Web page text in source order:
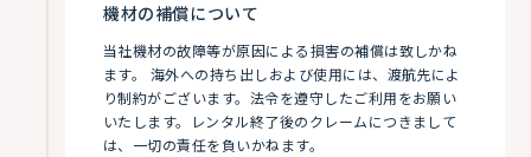
機材の補償について
当社機材の故障等が原因による損害の補償は致しかね
ます。 海外への持ち出しおよび使用には、渡航先によ
り制約がございます。法令を遵守したご利用をお願い
いたします。レンタル終了後のクレームにつきまして
は、一切の責任を負いかねます。